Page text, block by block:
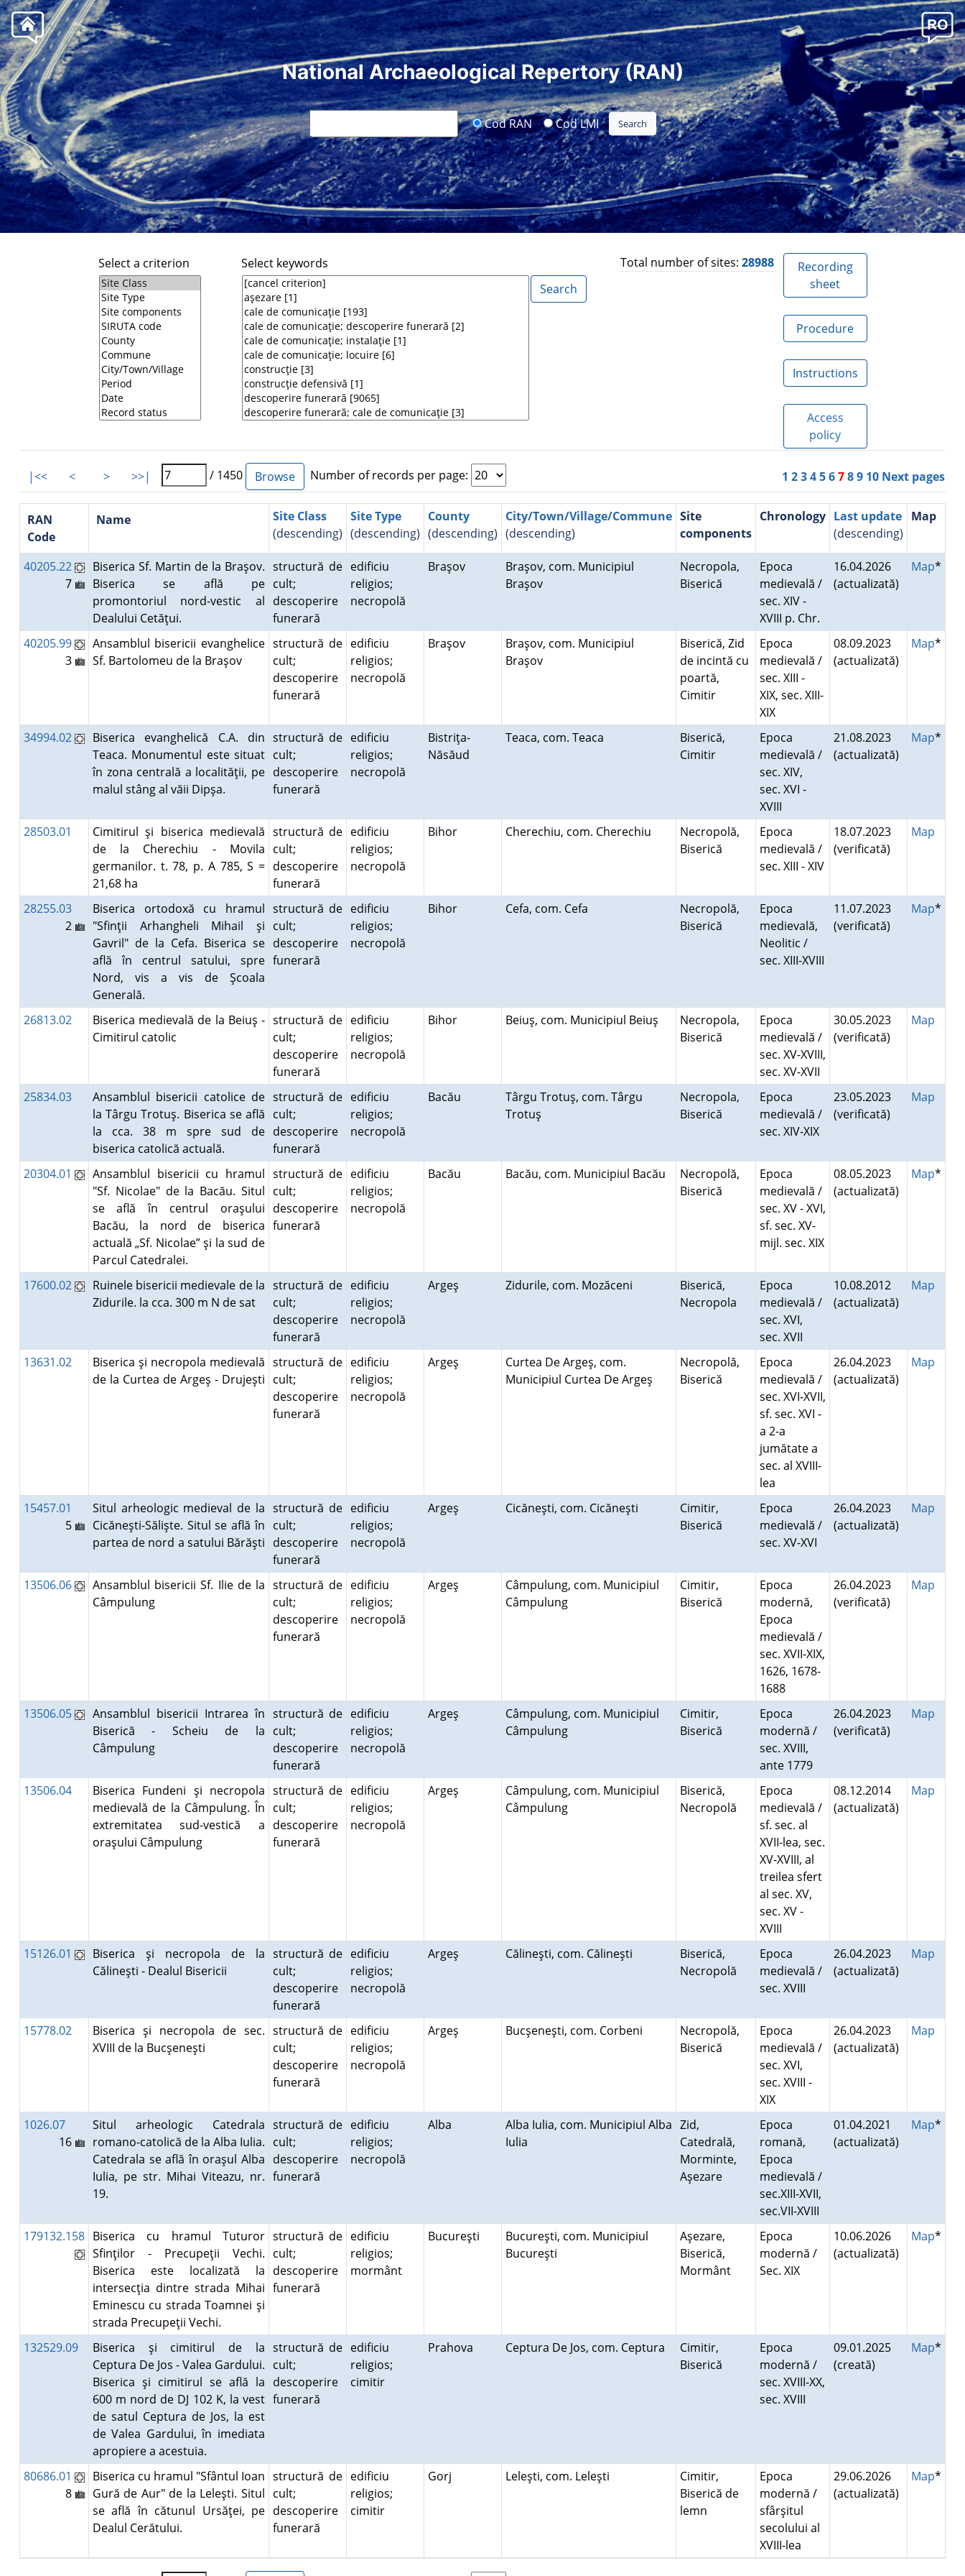
National Archaeological Repertory (RAN)
Cod RAN Cod LMI
Select a criterion Select keywords Total number of sites: 28988
Recording
sheet
Procedure
Instructions
Access
policy
|<< < > >>| / 1450 Number of records per page: 1 23456789 10 Next pages
RAN
Code
Name
Site Class
(descending)
Site Type
(descending)
County
(descending)
City/Town/Village/Commune
(descending)
Site
components
Chronology Last update
(descending)
Map
40205.22
7
Biserica Sf. Martin de la Braşov.
Biserica se află pe
promontoriul nord-vestic al
Dealului Cetăţui.
structură de
cult;
descoperire
funerară
edificiu
religios;
necropolă
Braşov
Braşov, com. Municipiul
Braşov
Necropola,
Biserică
Epoca
medievală /
sec. XIV -
XVIII p. Chr.
16.04.2026
(actualizată)
Map*
40205.99
3
Ansamblul bisericii evanghelice
Sf. Bartolomeu de la Braşov
structură de
cult;
descoperire
funerară
edificiu
religios;
necropolă
Braşov
Braşov, com. Municipiul
Braşov
Biserică, Zid
de incintă cu
poartă,
Cimitir
Epoca
medievală /
sec. XIII -
XIX, sec. XIII-
XIX
08.09.2023
(actualizată)
Map*
34994.02
Biserica evanghelică C.A. din
Teaca. Monumentul este situat
în zona centrală a localităţii, pe
malul stâng al văii Dipşa.
structură de
cult;
descoperire
funerară
edificiu
religios;
necropolă
Bistriţa-
Năsăud
Teaca, com. Teaca
Biserică,
Cimitir
Epoca
medievală /
sec. XIV,
sec. XVI -
XVIII
21.08.2023
(actualizată)
Map*
28503.01
Cimitirul şi biserica medievală
de la Cherechiu - Movila
germanilor. t. 78, p. A 785, S =
21,68 ha
structură de
cult;
descoperire
funerară
edificiu
religios;
necropolă
Bihor Cherechiu, com. Cherechiu
Necropolă,
Biserică
Epoca
medievală /
sec. XIII - XIV
18.07.2023
(verificată)
Map
28255.03
2
Biserica ortodoxă cu hramul
"Sfinţii Arhangheli Mihail şi
Gavril" de la Cefa. Biserica se
află în centrul satului, spre
Nord, vis a vis de Şcoala
Generală.
structură de
cult;
descoperire
funerară
edificiu
religios;
necropolă
Bihor Cefa, com. Cefa
Necropolă,
Biserică
Epoca
medievală,
Neolitic /
sec. XIII-XVIII
11.07.2023
(verificată)
Map*
26813.02
Biserica medievală de la Beiuş -
Cimitirul catolic
structură de
cult;
descoperire
funerară
edificiu
religios;
necropolă
Bihor Beiuş, com. Municipiul Beiuş
Necropola,
Biserică
Epoca
medievală /
sec. XV-XVIII,
sec. XV-XVII
30.05.2023
(verificată)
Map
25834.03
Ansamblul bisericii catolice de
la Târgu Trotuş. Biserica se află
la cca. 38 m spre sud de
biserica catolică actuală.
structură de
cult;
descoperire
funerară
edificiu
religios;
necropolă
Bacău
Târgu Trotuş, com. Târgu
Trotuş
Necropola,
Biserică
Epoca
medievală /
sec. XIV-XIX
23.05.2023
(verificată)
Map
20304.01
Ansamblul bisericii cu hramul
"Sf. Nicolae" de la Bacău. Situl
se află în centrul oraşului
Bacău, la nord de biserica
actuală „Sf. Nicolae” şi la sud de
Parcul Catedralei.
structură de
cult;
descoperire
funerară
edificiu
religios;
necropolă
Bacău Bacău, com. Municipiul Bacău
Necropolă,
Biserică
Epoca
medievală /
sec. XV - XVI,
sf. sec. XV-
mijl. sec. XIX
08.05.2023
(actualizată)
Map*
17600.02
Ruinele bisericii medievale de la
Zidurile. la cca. 300 m N de sat
structură de
cult;
descoperire
funerară
edificiu
religios;
necropolă
Argeş Zidurile, com. Mozăceni
Biserică,
Necropola
Epoca
medievală /
sec. XVI,
sec. XVII
10.08.2012
(actualizată)
Map
13631.02
Biserica şi necropola medievală
de la Curtea de Argeş - Drujeşti
structură de
cult;
descoperire
funerară
edificiu
religios;
necropolă
Argeş
Curtea De Argeş, com.
Municipiul Curtea De Argeş
Necropolă,
Biserică
Epoca
medievală /
sec. XVI-XVII,
sf. sec. XVI -
a 2-a
jumătate a
sec. al XVIII-
lea
26.04.2023
(actualizată)
Map
15457.01
5
Situl arheologic medieval de la
Cicăneşti-Sălişte. Situl se află în
partea de nord a satului Bărăşti
structură de
cult;
descoperire
funerară
edificiu
religios;
necropolă
Argeş Cicăneşti, com. Cicăneşti
Cimitir,
Biserică
Epoca
medievală /
sec. XV-XVI
26.04.2023
(actualizată)
Map
13506.06
Ansamblul bisericii Sf. Ilie de la
Câmpulung
structură de
cult;
descoperire
funerară
edificiu
religios;
necropolă
Argeş
Câmpulung, com. Municipiul
Câmpulung
Cimitir,
Biserică
Epoca
modernă,
Epoca
medievală /
sec. XVII-XIX,
1626, 1678-
1688
26.04.2023
(verificată)
Map
13506.05
Ansamblul bisericii Intrarea în
Biserică - Scheiu de la
Câmpulung
structură de
cult;
descoperire
funerară
edificiu
religios;
necropolă
Argeş
Câmpulung, com. Municipiul
Câmpulung
Cimitir,
Biserică
Epoca
modernă /
sec. XVIII,
ante 1779
26.04.2023
(verificată)
Map
13506.04
Biserica Fundeni şi necropola
medievală de la Câmpulung. În
extremitatea sud-vestică a
oraşului Câmpulung
structură de
cult;
descoperire
funerară
edificiu
religios;
necropolă
Argeş
Câmpulung, com. Municipiul
Câmpulung
Biserică,
Necropolă
Epoca
medievală /
sf. sec. al
XVII-lea, sec.
XV-XVIII, al
treilea sfert
al sec. XV,
sec. XV -
XVIII
08.12.2014
(actualizată)
Map
15126.01
Biserica şi necropola de la
Călineşti - Dealul Bisericii
structură de
cult;
descoperire
funerară
edificiu
religios;
necropolă
Argeş Călineşti, com. Călineşti
Biserică,
Necropolă
Epoca
medievală /
sec. XVIII
26.04.2023
(actualizată)
Map
15778.02
Biserica şi necropola de sec.
XVIII de la Bucşeneşti
structură de
cult;
descoperire
funerară
edificiu
religios;
necropolă
Argeş Bucşeneşti, com. Corbeni
Necropolă,
Biserică
Epoca
medievală /
sec. XVI,
sec. XVIII -
XIX
26.04.2023
(actualizată)
Map
1026.07
16
Situl arheologic Catedrala
romano-catolică de la Alba Iulia.
Catedrala se află în oraşul Alba
Iulia, pe str. Mihai Viteazu, nr.
19.
structură de
cult;
descoperire
funerară
edificiu
religios;
necropolă
Alba
Alba Iulia, com. Municipiul Alba
Iulia
Zid,
Catedrală,
Morminte,
Aşezare
Epoca
romană,
Epoca
medievală /
sec.XIII-XVII,
sec.VII-XVIII
01.04.2021
(actualizată)
Map*
179132.158 Biserica cu hramul Tuturor
Sfinţilor - Precupeţii Vechi.
Biserica este localizată la
intersecţia dintre strada Mihai
Eminescu cu strada Toamnei şi
strada Precupeţii Vechi.
structură de
cult;
descoperire
funerară
edificiu
religios;
mormânt
Bucureşti
Bucureşti, com. Municipiul
Bucureşti
Aşezare,
Biserică,
Mormânt
Epoca
modernă /
Sec. XIX
10.06.2026
(actualizată)
Map*
132529.09
Biserica şi cimitirul de la
Ceptura De Jos - Valea Gardului.
Biserica şi cimitirul se află la
600 m nord de DJ 102 K, la vest
de satul Ceptura de Jos, la est
de Valea Gardului, în imediata
apropiere a acestuia.
structură de
cult;
descoperire
funerară
edificiu
religios;
cimitir
Prahova Ceptura De Jos, com. Ceptura
Cimitir,
Biserică
Epoca
modernă /
sec. XVIII-XX,
sec. XVIII
09.01.2025
(creată)
Map*
80686.01
8
Biserica cu hramul "Sfântul Ioan
Gură de Aur" de la Leleşti. Situl
se află în cătunul Ursăţei, pe
Dealul Cerătului.
structură de
cult;
descoperire
funerară
edificiu
religios;
cimitir
Gorj Leleşti, com. Leleşti
Cimitir,
Biserică de
lemn
Epoca
modernă /
sfârşitul
secolului al
XVIII-lea
29.06.2026
(actualizată)
Map*